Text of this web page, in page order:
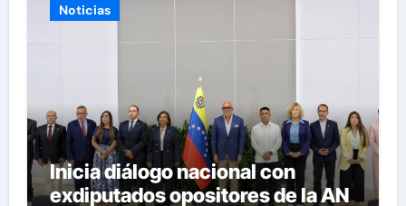
Noticias
Inicia diálogo nacional con
exdiputados opositores de la AN